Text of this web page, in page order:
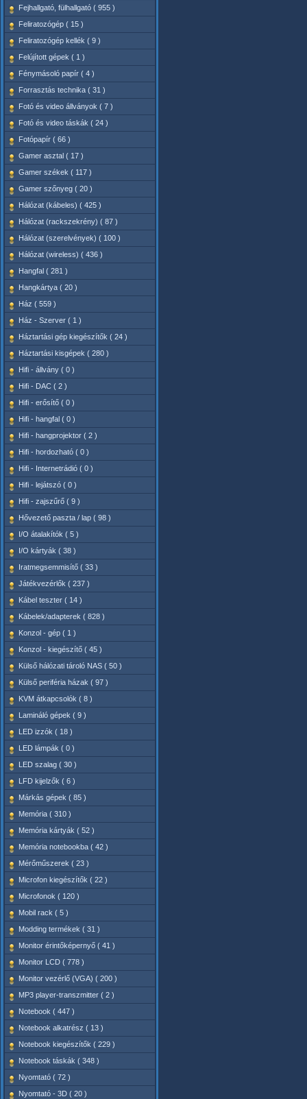
Fejhallgató, fülhallgató ( 955 )
Feliratozógép ( 15 )
Feliratozógép kellék ( 9 )
Felújított gépek ( 1 )
Fénymásoló papír ( 4 )
Forrasztás technika ( 31 )
Fotó és video állványok ( 7 )
Fotó és video táskák ( 24 )
Fotópapír ( 66 )
Gamer asztal ( 17 )
Gamer székek ( 117 )
Gamer szőnyeg ( 20 )
Hálózat (kábeles) ( 425 )
Hálózat (rackszekrény) ( 87 )
Hálózat (szerelvények) ( 100 )
Hálózat (wireless) ( 436 )
Hangfal ( 281 )
Hangkártya ( 20 )
Ház ( 559 )
Ház - Szerver ( 1 )
Háztartási gép kiegészítők ( 24 )
Háztartási kisgépek ( 280 )
Hifi - állvány ( 0 )
Hifi - DAC ( 2 )
Hifi - erősítő ( 0 )
Hifi - hangfal ( 0 )
Hifi - hangprojektor ( 2 )
Hifi - hordozható ( 0 )
Hifi - Internetrádió ( 0 )
Hifi - lejátszó ( 0 )
Hifi - zajszűrő ( 9 )
Hővezető paszta / lap ( 98 )
I/O átalakítók ( 5 )
I/O kártyák ( 38 )
Iratmegsemmisítő ( 33 )
Játékvezérlők ( 237 )
Kábel teszter ( 14 )
Kábelek/adapterek ( 828 )
Konzol - gép ( 1 )
Konzol - kiegészítő ( 45 )
Külső hálózati tároló NAS ( 50 )
Külső periféria házak ( 97 )
KVM átkapcsolók ( 8 )
Lamináló gépek ( 9 )
LED izzók ( 18 )
LED lámpák ( 0 )
LED szalag ( 30 )
LFD kijelzők ( 6 )
Márkás gépek ( 85 )
Memória ( 310 )
Memória kártyák ( 52 )
Memória notebookba ( 42 )
Mérőműszerek ( 23 )
Microfon kiegészítők ( 22 )
Microfonok ( 120 )
Mobil rack ( 5 )
Modding termékek ( 31 )
Monitor érintőképernyő ( 41 )
Monitor LCD ( 778 )
Monitor vezérlő (VGA) ( 200 )
MP3 player-transzmitter ( 2 )
Notebook ( 447 )
Notebook alkatrész ( 13 )
Notebook kiegészítők ( 229 )
Notebook táskák ( 348 )
Nyomtató ( 72 )
Nyomtató - 3D ( 20 )